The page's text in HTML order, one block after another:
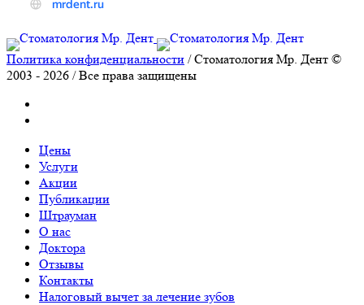
Политика конфиденциальности / Стоматология Мр. Дент ©
2003 - 2026 / Все права защищены
Цены
Услуги
Акции
Публикации
Штрауман
О нас
Доктора
Отзывы
Контакты
Налоговый вычет за лечение зубов